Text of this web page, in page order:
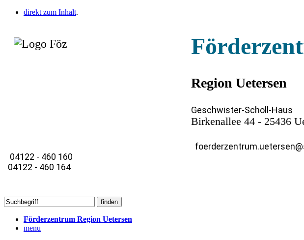
direkt zum Inhalt.
Region Uetersen
Geschwister-Scholl-Haus
Birkenallee 44 - 25436
04122 - 460 160
04122 - 460 164
Förderzentrum Region Uetersen
menu